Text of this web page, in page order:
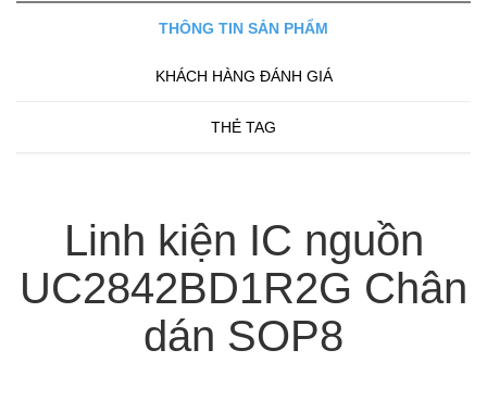
THÔNG TIN SẢN PHẨM
KHÁCH HÀNG ĐÁNH GIÁ
THẺ TAG
Linh kiện IC nguồn
UC2842BD1R2G Chân
dán SOP8